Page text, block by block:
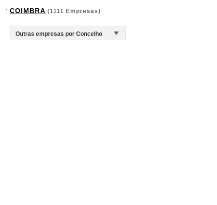
COIMBRA (1111 Empresas)